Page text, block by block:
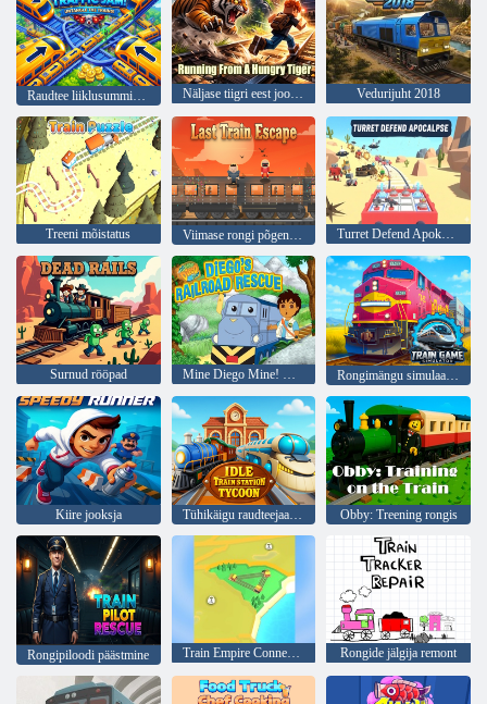
Näljase tiigri eest jooksmine Vedurijuht 2018
Treeni mõistatus Viimase rongi põgenemine Turret Defend Apokalüpsis
Surnud rööpad Mine Diego Mine! Diego raudteepääste Rongimängu simulaator
Kiire jooksja Tühikäigu raudteejaam Tycoon Obby: Treening rongis
Rongipiloodi päästmine Train Empire Connect Railroad Rongide jälgija remont